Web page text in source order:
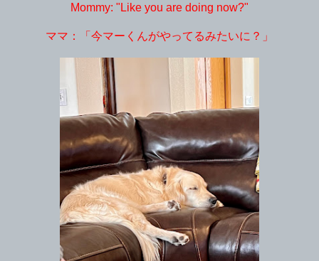
Mommy: "Like you are doing now?"
ママ：「今マーくんがやってるみたいに？」